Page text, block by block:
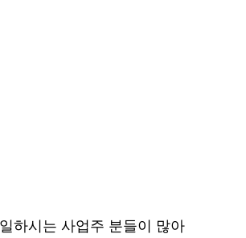
하시는 사업주 분들이 많아